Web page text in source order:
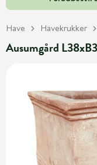
Have Havekrukker
Ausumgård